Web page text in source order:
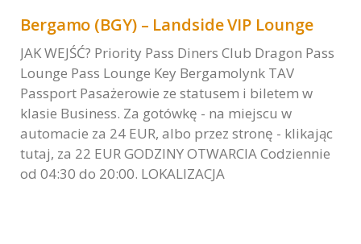
Bergamo (BGY) – Landside VIP Lounge
JAK WEJŚĆ? Priority Pass Diners Club Dragon Pass
Lounge Pass Lounge Key Bergamolynk TAV
Passport Pasażerowie ze statusem i biletem w
klasie Business. Za gotówkę - na miejscu w
automacie za 24 EUR, albo przez stronę - klikając
tutaj, za 22 EUR GODZINY OTWARCIA Codziennie
od 04:30 do 20:00. LOKALIZACJA